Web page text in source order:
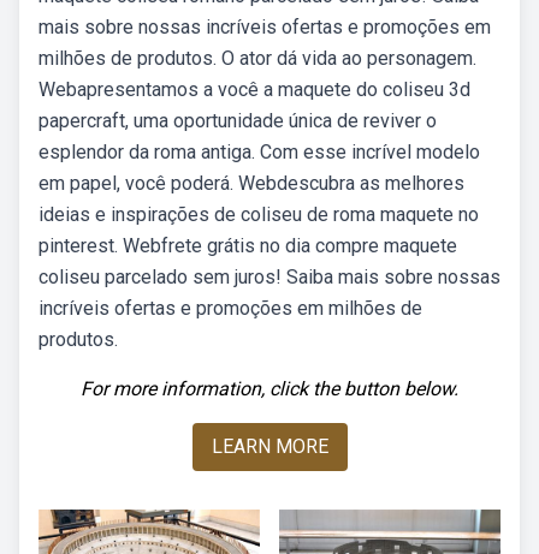
mais sobre nossas incríveis ofertas e promoções em
milhões de produtos. O ator dá vida ao personagem.
Webapresentamos a você a maquete do coliseu 3d
papercraft, uma oportunidade única de reviver o
esplendor da roma antiga. Com esse incrível modelo
em papel, você poderá. Webdescubra as melhores
ideias e inspirações de coliseu de roma maquete no
pinterest. Webfrete grátis no dia compre maquete
coliseu parcelado sem juros! Saiba mais sobre nossas
incríveis ofertas e promoções em milhões de
produtos.
For more information, click the button below.
LEARN MORE